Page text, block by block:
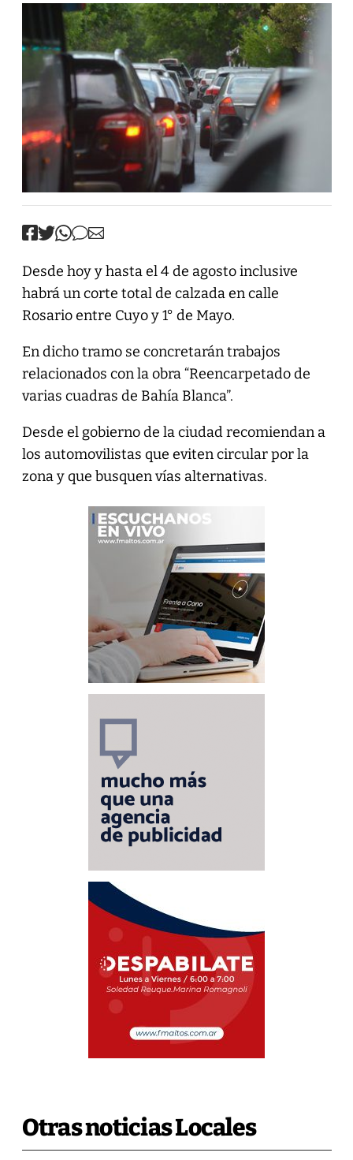
Desde hoy y hasta el 4 de agosto inclusive
habrá un corte total de calzada en calle
Rosario entre Cuyo y 1° de Mayo.
En dicho tramo se concretarán trabajos
relacionados con la obra “Reencarpetado de
varias cuadras de Bahía Blanca”.
Desde el gobierno de la ciudad recomiendan a
los automovilistas que eviten circular por la
zona y que busquen vías alternativas.
Otras noticias Locales